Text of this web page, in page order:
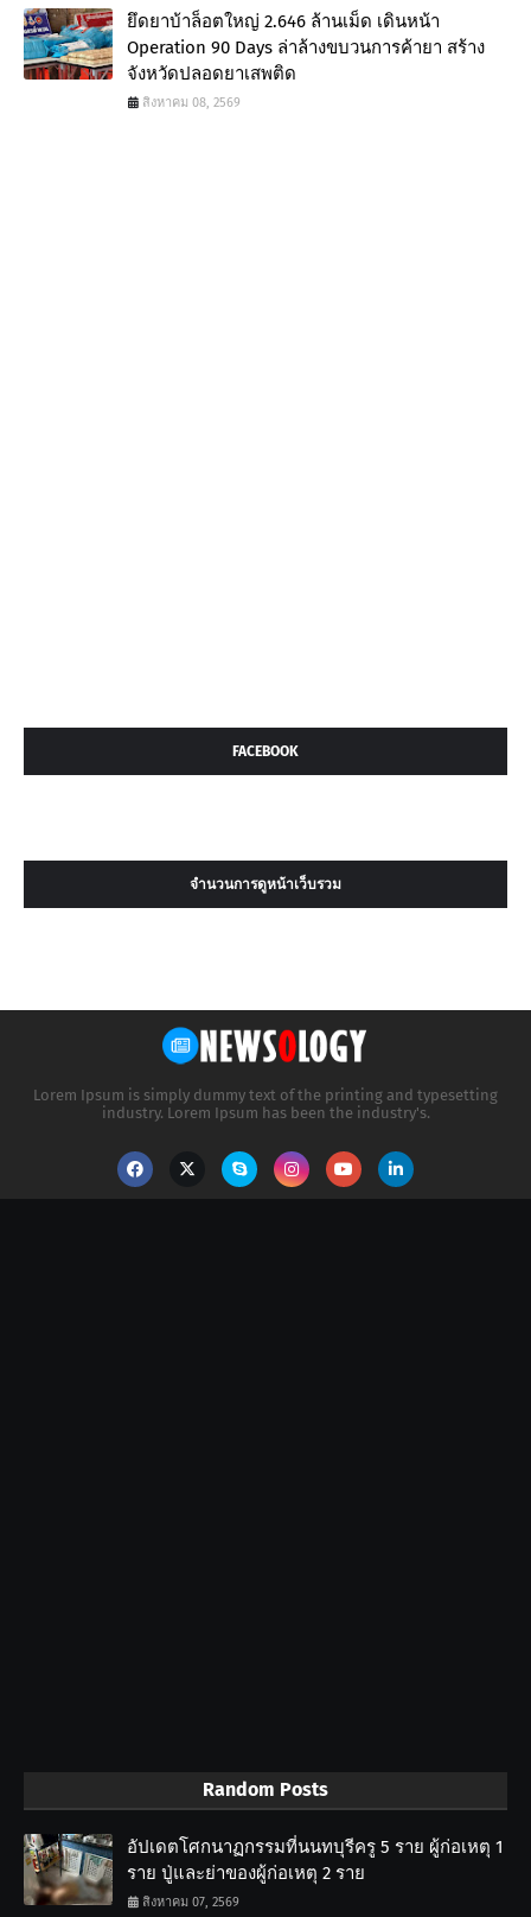
ยึดยาบ้าล็อตใหญ่ 2.646 ล้านเม็ด เดินหน้า
Operation 90 Days ล่าล้างขบวนการค้ายา สร้าง
จังหวัดปลอดยาเสพติด
สิงหาคม 08, 2569
FACEBOOK
จำนวนการดูหน้าเว็บรวม
Lorem Ipsum is simply dummy text of the printing and typesetting
industry. Lorem Ipsum has been the industry's.
Random Posts
อัปเดตโศกนาฏกรรมที่นนทบุรีครู 5 ราย ผู้ก่อเหตุ 1
ราย ปู่และย่าของผู้ก่อเหตุ 2 ราย
สิงหาคม 07, 2569